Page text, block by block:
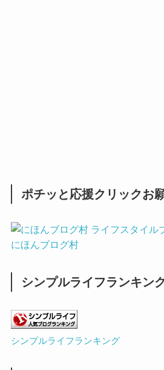
ポチッと応援クリックお
にほんブログ村
シンプルライフランキン
シンプルライフランキング